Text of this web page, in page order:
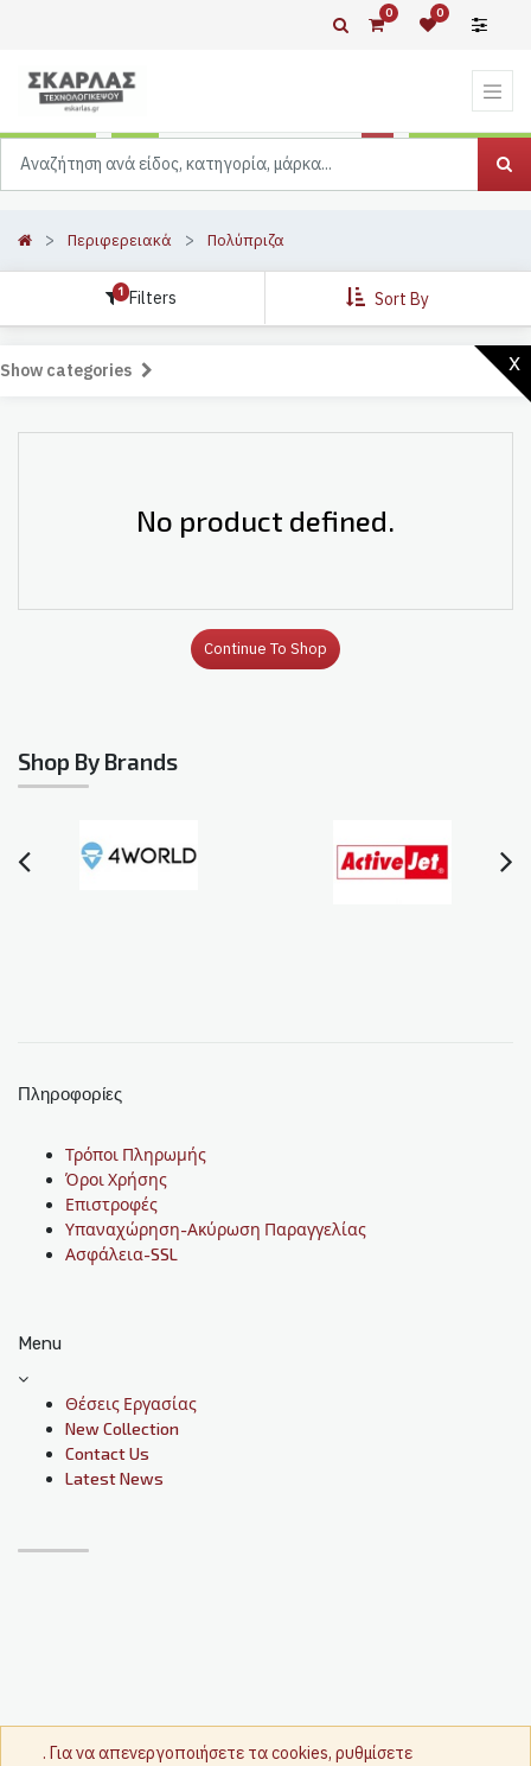
0 0
Περιφερειακά Πολύπριζα
1 Filters Sort By
x
Show categories
No product defined.
Continue To Shop
Shop By Brands
Πληροφορίες
Τρόποι Πληρωμής
Όροι Χρήσης
Επιστροφές
Υπαναχώρηση-Ακύρωση Παραγγελίας
Ασφάλεια-SSL
Menu
Θέσεις Εργασίας
New Collection
Contact Us
Latest News
. Για να απενεργοποιήσετε τα cookies, ρυθμίσετε